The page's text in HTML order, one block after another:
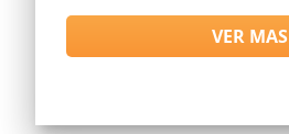
VER MAS